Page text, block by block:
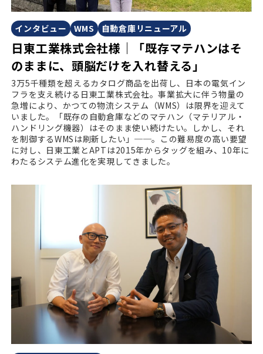
インタビュー WMS 自動倉庫リニューアル
日東工業株式会社様｜「既存マテハンはそ
のままに、頭脳だけを入れ替える」
3万5千種類を超えるカタログ商品を出荷し、日本の電気イン
フラを支え続ける日東工業株式会社。事業拡大に伴う物量の
急増により、かつての物流システム（WMS）は限界を迎えて
いました。「既存の自動倉庫などのマテハン（マテリアル・
ハンドリング機器）はそのまま使い続けたい。しかし、それ
を制御するWMSは刷新したい」──。この難易度の高い要望
に対し、日東工業とAPTは2015年からタッグを組み、10年に
わたるシステム進化を実現してきました。